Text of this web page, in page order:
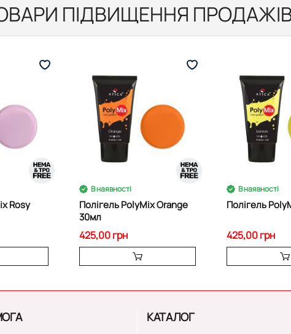
ПІДВИЩЕННЯ
Rosy
В наявності
Полігель PolyMix Orange
30мл
425,00 грн
В наявності
Полігель
425,00 грн
КАТАЛОГ